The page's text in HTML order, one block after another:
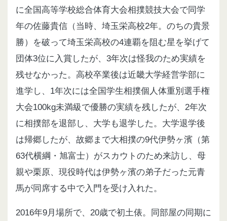
に全国高等学校総合体育大会相撲競技大会で同学
年の佐藤貴信（当時、埼玉栄高校2年。のちの貴景
勝）を破って埼玉栄高校の4連覇を阻む星を挙げて
団体3位に入賞したが、3年次は怪我のため実績を
残せなかった。高校卒業後は近畿大学経営学部に
進学し、1年次には全国学生相撲個人体重別選手権
大会100kg未満級で優勝の実績を残したが、2年次
に相撲部を退部し、大学も退学した。大学退学後
は帰郷したが、故郷まで大相撲の9代伊勢ヶ濱（第
63代横綱・旭富士）がスカウトのため来訪し、母
親や栗原、現役時代は伊勢ヶ濱の弟子だった元青
馬が同席する中で入門を受け入れた。
2016年9月場所で、20歳で初土俵。同部屋の同期に